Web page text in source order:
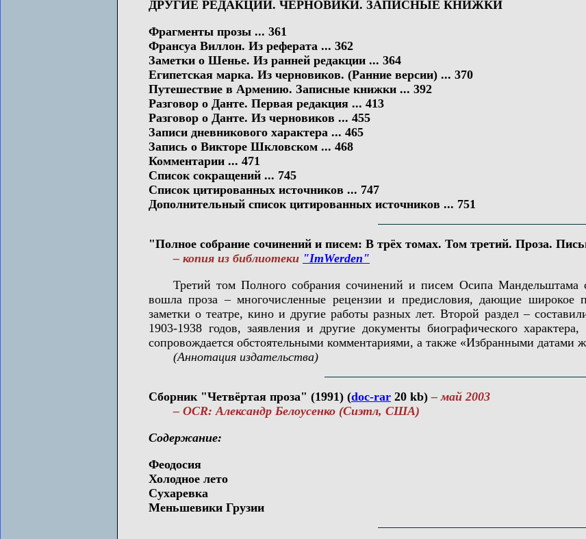
ДРУГИЕ РЕДАКЦИИ. ЧЕРНОВИКИ. ЗАПИСНЫЕ КНИЖКИ
Фрагменты прозы ... 361
Франсуа Виллон. Из реферата ... 362
Заметки о Шенье. Из ранней редакции ... 364
Египетская марка. Из черновиков. (Ранние версии) ... 370
Путешествие в Армению. Записные книжки ... 392
Разговор о Данте. Первая редакция ... 413
Разговор о Данте. Из черновиков ... 455
Записи дневникового характера ... 465
Запись о Викторе Шкловском ... 468
Комментарии ... 471
Список сокращений ... 745
Список цитированных источников ... 747
Дополнительный список цитированных источников ... 751
"Полное собрание сочинений и писем: В трёх томах. Том третий. Проза.
– копия из библиотеки "ImWerden"
Третий том Полного собрания сочинений и писем Осипа Мандельштама
вошла проза – многочисленные рецензии и предисловия, дающие широкое
заметки о театре, кино и другие работы разных лет. Второй раздел –
1903-1938 годов, заявления и другие документы биографического
сопровождается обстоятельными комментариями, а также «Избранными
(Аннотация издательства)
Сборник "Четвёртая проза" (1991) (doc-rar 20 kb)– май 2003
– OCR: Александр Белоусенко (Сиэтл, США)
Содержание:
Феодосия
Холодное лето
Сухаревка
Меньшевики Грузии